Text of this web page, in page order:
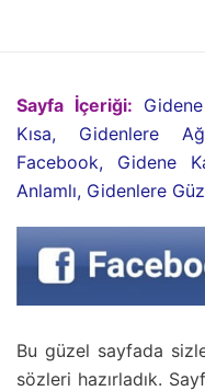
Sayfa İçeriği:
Kısa, Gidenlere
Facebook, Gidene
Anlamlı, Gidenlere
Bu güzel sayfada
sözleri hazırladık.